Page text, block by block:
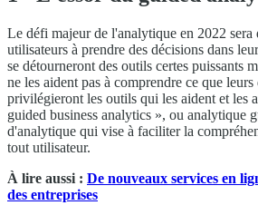
Le défi majeur de l'analytique en 2022 sera
utilisateurs à prendre des décisions dans
se détourneront des outils certes puissants
ne les aident pas à comprendre ce que
privilégieront les outils qui les aident et les
guided business analytics », ou analytique
d'analytique qui vise à faciliter la
tout utilisateur.
À lire aussi : De nouveaux services en
des entreprises